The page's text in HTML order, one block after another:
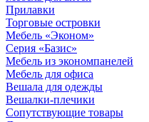
Прилавки
Торговые островки
Мебель «Эконом»
Серия «Базис»
Мебель из экономпанелей
Мебель для офиса
Вешала для одежды
Вешалки-плечики
Сопутствующие товары